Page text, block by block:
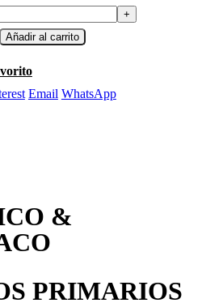
+
Añadir al carrito
Email WhatsApp
&
PRIMARIOS